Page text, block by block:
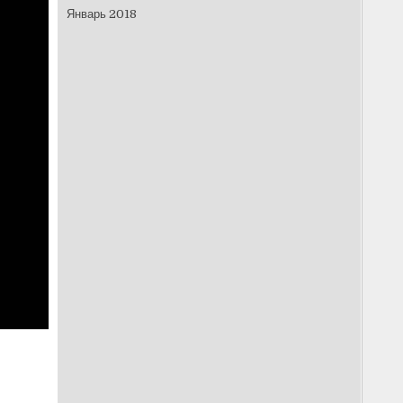
Январь 2018